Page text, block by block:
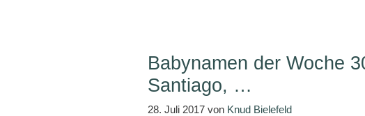
Babynamen der Woche
Santiago, …
28. Juli 2017 von Knud Bielefeld